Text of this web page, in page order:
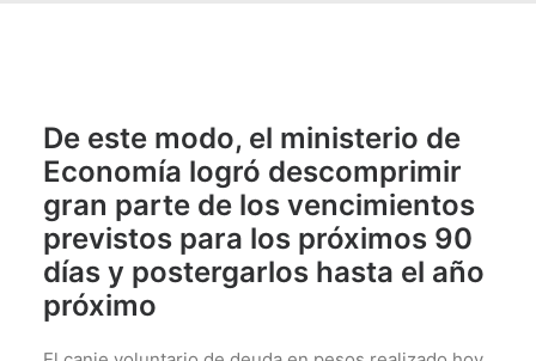
De este modo, el ministerio de
Economía logró descomprimir
gran parte de los vencimientos
previstos para los próximos 90
días y postergarlos hasta el año
próximo